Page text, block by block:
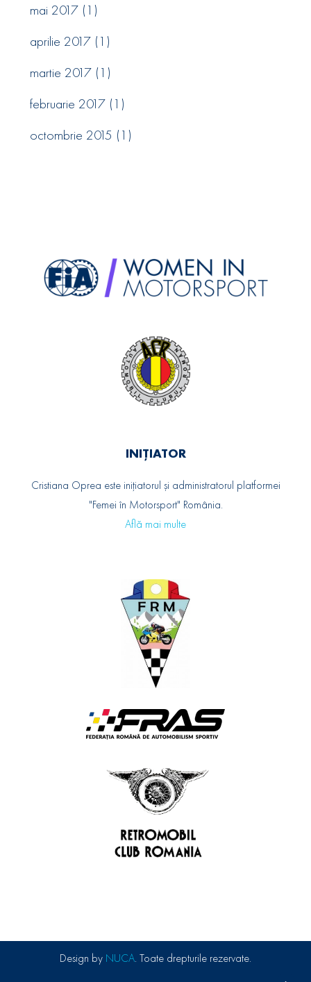
mai 2017(1)
aprilie 2017(1)
martie 2017(1)
februarie 2017(1)
octombrie 2015 (1)
INIȚIATOR
Cristiana Oprea este inițiatorul și administratorul platformei
"Femei în Motorsport" România.
Află mai multe
Design by NUCA. Toate drepturile rezervate.